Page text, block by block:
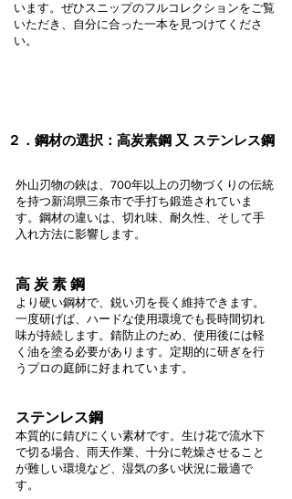
います。ぜひスニップのフルコレクションをご覧
いただき、自分に合った一本を見つけてくださ
い。
２．鋼材の選択：高炭素鋼 又 ステンレス鋼
外山刃物の鋏は、700年以上の刃物づくりの伝統
を持つ新潟県三条市で手打ち鍛造されていま
す。鋼材の違いは、切れ味、耐久性、そして手
入れ方法に影響します。
高 炭 素 鋼
より硬い鋼材で、鋭い刃を長く維持できます。
一度研げば、ハードな使用環境でも長時間切れ
味が持続します。錆防止のため、使用後には軽
く油を塗る必要があります。定期的に研ぎを行
うプロの庭師に好まれています。
ステンレス鋼
本質的に錆びにくい素材です。生け花で流水下
で切る場合、雨天作業、十分に乾燥させること
が難しい環境など、湿気の多い状況に最適で
す。